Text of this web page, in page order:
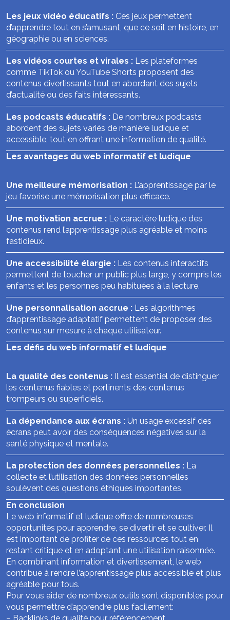
Les jeux vidéo éducatifs : Ces jeux permettent
d’apprendre tout en s’amusant, que ce soit en histoire, en
géographie ou en sciences.
Les vidéos courtes et virales : Les plateformes
comme TikTok ou YouTube Shorts proposent des
contenus divertissants tout en abordant des sujets
d’actualité ou des faits intéressants.
Les podcasts éducatifs : De nombreux podcasts
abordent des sujets variés de manière ludique et
accessible, tout en offrant une information de qualité.
Les avantages du web informatif et ludique
Une meilleure mémorisation : L’apprentissage par le
jeu favorise une mémorisation plus efficace.
Une motivation accrue : Le caractère ludique des
contenus rend l’apprentissage plus agréable et moins
fastidieux.
Une accessibilité élargie : Les contenus interactifs
permettent de toucher un public plus large, y compris les
enfants et les personnes peu habituées à la lecture.
Une personnalisation accrue : Les algorithmes
d’apprentissage adaptatif permettent de proposer des
contenus sur mesure à chaque utilisateur.
Les défis du web informatif et ludique
La qualité des contenus : Il est essentiel de distinguer
les contenus fiables et pertinents des contenus
trompeurs ou superficiels.
La dépendance aux écrans : Un usage excessif des
écrans peut avoir des conséquences négatives sur la
santé physique et mentale.
La protection des données personnelles : La
collecte et l’utilisation des données personnelles
soulèvent des questions éthiques importantes.
En conclusion
Le web informatif et ludique offre de nombreuses
opportunités pour apprendre, se divertir et se cultiver. Il
est important de profiter de ces ressources tout en
restant critique et en adoptant une utilisation raisonnée.
En combinant information et divertissement, le web
contribue à rendre l’apprentissage plus accessible et plus
agréable pour tous.
Pour vous aider de nombreux outils sont disponibles pour
vous permettre d’apprendre plus facilement: